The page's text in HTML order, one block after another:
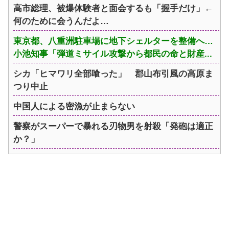
高市総理、被爆体験者と面会するも「握手だけ」←
何のために会うんだよ…
東京都、八重洲駐車場に地下シェルターを整備へ…
小池知事「弾道ミサイル攻撃から都民の命と財産...
シカ「ヒマワリ全部喰った」 郡山布引風の高原ま
つり中止
中国人による密漁が止まらない
警察がスーパーで暴れる刃物男を射殺「発砲は適正
か？」